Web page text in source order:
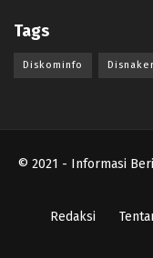
Tags
Diskominfo
© 2021 - Informasi
Redaksi